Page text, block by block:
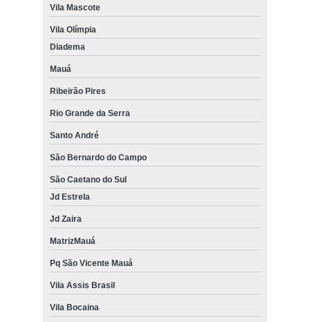
Vila Mascote
Vila Olímpia
Diadema
Mauá
Ribeirão Pires
Rio Grande da Serra
Santo André
São Bernardo do Campo
São Caetano do Sul
Jd Estrela
Jd Zaira
MatrizMauá
Pq São Vicente Mauá
Vila Assis Brasil
Vila Bocaina